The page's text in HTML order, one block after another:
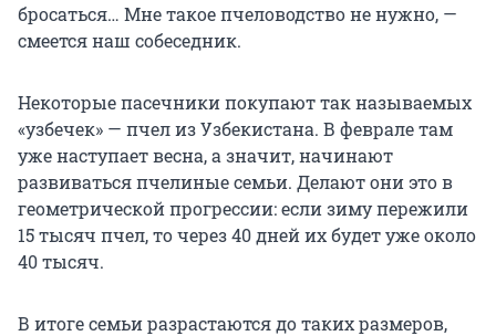
бросаться… Мне такое пчеловодство не нужно, —
смеется наш собеседник.
Некоторые пасечники покупают так называемых
«узбечек» — пчел из Узбекистана. В феврале там
уже наступает весна, а значит, начинают
развиваться пчелиные семьи. Делают они это в
геометрической прогрессии: если зиму пережили
15 тысяч пчел, то через 40 дней их будет уже около
40 тысяч.
В итоге семьи разрастаются до таких размеров,